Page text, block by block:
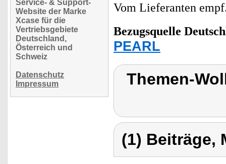
Service- & Support-
Website der Marke
Xcase für die
Vertriebsgebiete
Deutschland,
Österreich und
Schweiz
Datenschutz
Impressum
Vom Lieferanten
Bezugsquelle
PEARL
Themen-
(1) Beiträge,